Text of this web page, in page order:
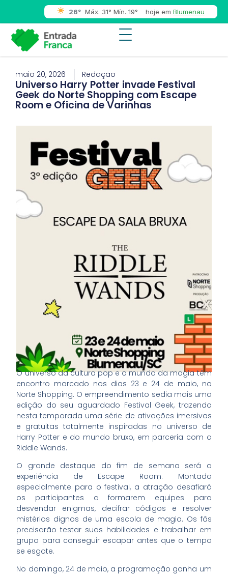
26° Máx. 31° Mín. 19° hoje em Blumenau
maio 20, 2026 Redação
Universo Harry Potter invade Festival
Geek do Norte Shopping com Escape
Room e Oficina de Varinhas
O universo da cultura pop e o mundo da magia têm
encontro marcado nos dias 23 e 24 de maio, no
Norte Shopping. O empreendimento sedia mais uma
edição do seu aguardado Festival Geek, trazendo
nesta temporada uma série de ativações imersivas
e gratuitas totalmente inspiradas no universo de
Harry Potter e do mundo bruxo, em parceria com a
Riddle Wands.
O grande destaque do fim de semana será a
experiência de Escape Room. Montada
especialmente para o festival, a atração desafiará
os participantes a formarem equipes para
desvendar enigmas, decifrar códigos e resolver
mistérios dignos de uma escola de magia. Os fãs
precisarão testar suas habilidades e trabalhar em
grupo para conseguir escapar antes que o tempo
se esgote.
No domingo, 24 de maio, a programação ganha um